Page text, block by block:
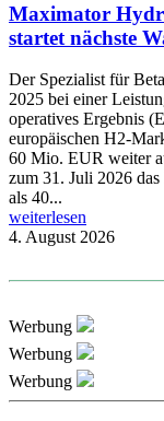
Maximator
startet nächste
Der Spezialist für
2025 bei einer
operatives Ergebnis
europäischen H2-
60 Mio. EUR weiter
zum 31. Juli 2026
als 40...
weiterlesen
4. August 2026
Werbung
Werbung
Werbung